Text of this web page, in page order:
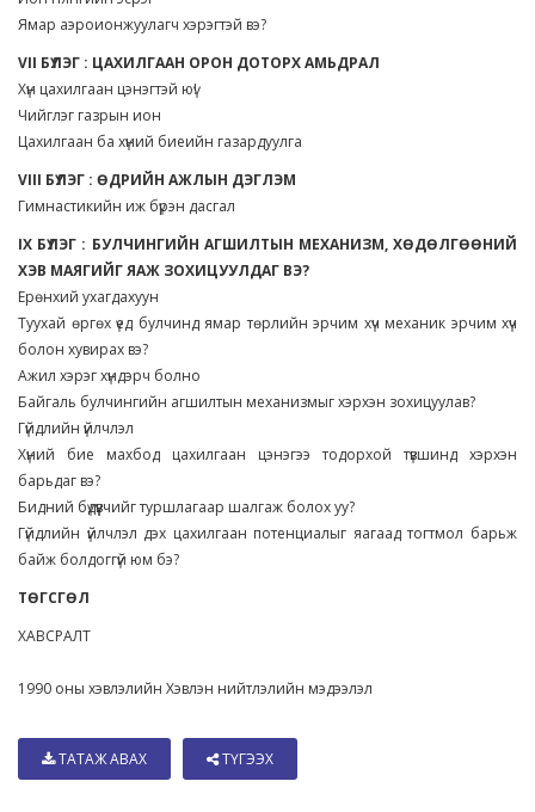
Ямар аэроионжуулагч хэрэгтэй вэ?
VII БҮЛЭГ : ЦАХИЛГААН ОРОН ДОТОРХ АМЬДРАЛ
Хүн цахилгаан цэнэгтэй юү!
Чийглэг газрын ион
Цахилгаан ба хүний биеийн газардуулга
VIII БҮЛЭГ : ӨДРИЙН АЖЛЫН ДЭГЛЭМ
Гимнастикийн иж бүрэн дасгал
IX БҮЛЭГ : БУЛЧИНГИЙН АГШИЛТЫН МЕХАНИЗМ, ХӨДӨЛГӨӨНИЙ
ХЭВ МАЯГИЙГ ЯАЖ ЗОХИЦУУЛДАГ ВЭ?
Ерөнхий ухагдахуун
Туухай өргөх үед булчинд ямар төрлийн эрчим хүч механик эрчим хүч
болон хувирах вэ?
Ажил хэрэг хүндэрч болно
Байгаль булчингийн агшилтын механизмыг хэрхэн зохицуулав?
Гүйдлийн үйлчлэл
Хүний бие махбод цахилгаан цэнэгээ тодорхой түвшинд хэрхэн
барьдаг вэ?
Бидний бүдүүвчийг туршлагаар шалгаж болох уу?
Гүйдлийн үйлчлэл дэх цахилгаан потенциалыг яагаад тогтмол барьж
байж болдоггүй юм бэ?
ТӨГСГӨЛ
ХАВСРАЛТ
1990 оны хэвлэлийн Хэвлэн нийтлэлийн мэдээлэл
ТАТАЖ АВАХ ТҮГЭЭХ